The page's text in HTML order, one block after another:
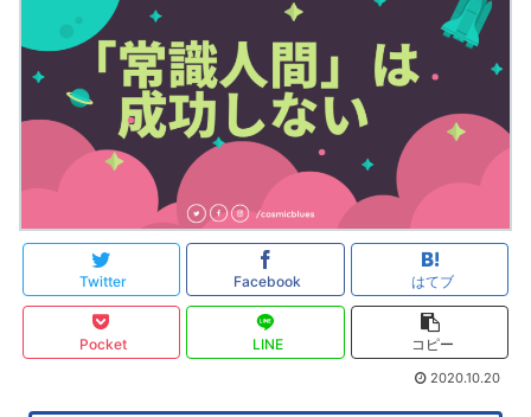
Twitter Facebook はてブ
Pocket LINE コピー
2020.10.20